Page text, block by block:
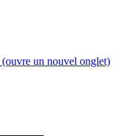
(ouvre un nouvel onglet)